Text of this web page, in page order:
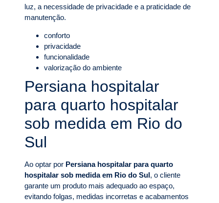
luz, a necessidade de privacidade e a praticidade de
manutenção.
conforto
privacidade
funcionalidade
valorização do ambiente
Persiana hospitalar
para quarto hospitalar
sob medida em Rio do
Sul
Ao optar por Persiana hospitalar para quarto
hospitalar sob medida em Rio do Sul, o cliente
garante um produto mais adequado ao espaço,
evitando folgas, medidas incorretas e acabamentos